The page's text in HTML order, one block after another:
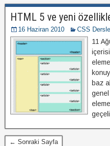
HTML 5 ve yeni
16 Haziran 2010 CSS
11
baz
genel
← Sonraki Sayfa